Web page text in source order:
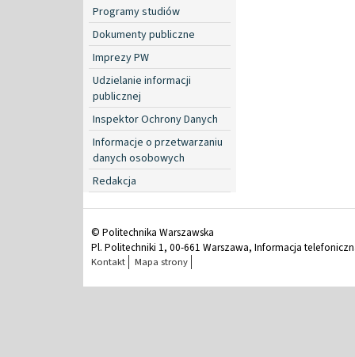
Programy studiów
Dokumenty publiczne
Imprezy PW
Udzielanie informacji
publicznej
Inspektor Ochrony Danych
Informacje o przetwarzaniu
danych osobowych
Redakcja
© Politechnika Warszawska
Pl. Politechniki 1, 00-661 Warszawa, Informacja
Kontakt Mapa strony